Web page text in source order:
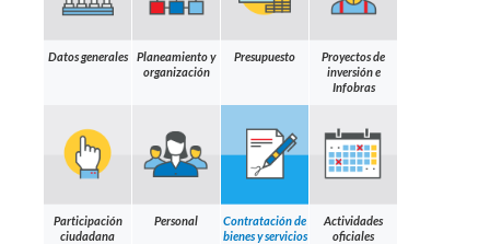
Datos generales
Planeamiento y
organización
Presupuesto
Proyectos de
inversión e
Infobras
Participación
ciudadana
Personal
Contratación de
bienes y servicios
Actividades
oficiales